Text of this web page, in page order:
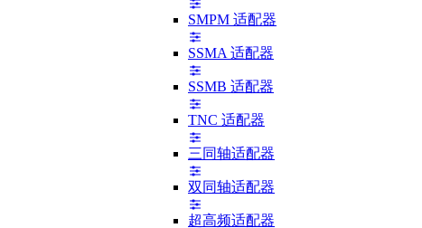
SMPM 适配器
SSMA 适配器
SSMB 适配器
TNC 适配器
三同轴适配器
双同轴适配器
超高频适配器